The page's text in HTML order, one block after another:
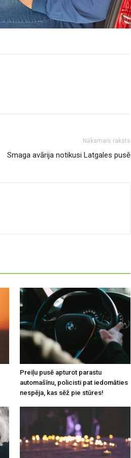
Nākamais raksts
Smaga avārija notikusi Latgales pusē
Preiļu pusē apturot parastu
automašīnu, policisti pat iedomāties
nespēja, kas sēž pie stūres!